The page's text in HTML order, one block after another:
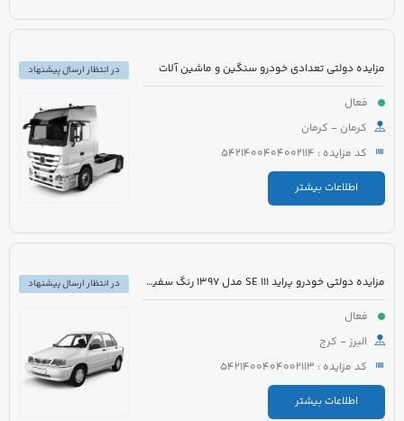
مزایده دولتی تعدادی خودرو سنگین و ماشین آلات
فعال
کرمان - کرمان
کد مزایده : 5421400404002114
اطلاعات بیشتر
در انتظار ارسال پیشنهاد
مزایده دولتی خودرو پراید 111 SE مدل 1397 رنگ سفید روغنی
فعال
البرز - کرج
کد مزایده : 5421400404002113
اطلاعات بیشتر
در انتظار ارسال پیشنهاد